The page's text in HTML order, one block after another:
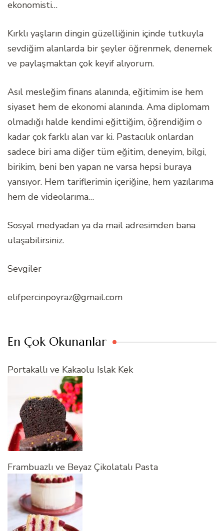
ekonomisti…
Kırklı yaşların dingin güzelliğinin içinde tutkuyla
sevdiğim alanlarda bir şeyler öğrenmek, denemek
ve paylaşmaktan çok keyif alıyorum.
Asıl mesleğim finans alanında, eğitimim ise hem
siyaset hem de ekonomi alanında. Ama diplomam
olmadığı halde kendimi eğittiğim, öğrendiğim o
kadar çok farklı alan var ki. Pastacılık onlardan
sadece biri ama diğer tüm eğitim, deneyim, bilgi,
birikim, beni ben yapan ne varsa hepsi buraya
yansıyor. Hem tariflerimin içeriğine, hem yazılarıma
hem de videolarıma…
Sosyal medyadan ya da mail adresimden bana
ulaşabilirsiniz.
Sevgiler
elifpercinpoyraz@gmail.com
En Çok Okunanlar
Portakallı ve Kakaolu Islak Kek
Frambuazlı ve Beyaz Çikolatalı Pasta